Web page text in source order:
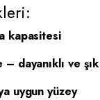
kapasitesi
dayanıklı ve şık
uygun yüzey